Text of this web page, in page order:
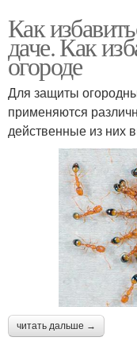
Как
даче. Как
огороде
Для защиты
применяются
действенные из них
читать дальше →